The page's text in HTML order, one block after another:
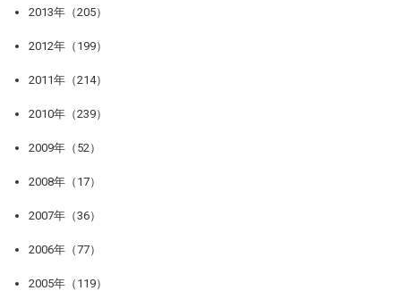
2013年（205）
2012年（199）
2011年（214）
2010年（239）
2009年（52）
2008年（17）
2007年（36）
2006年（77）
2005年（119）